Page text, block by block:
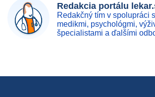
Redakcia portálu
Redakčný tím v spolupráci
medikmi, psychológmi,
špecialistami a ďalšími